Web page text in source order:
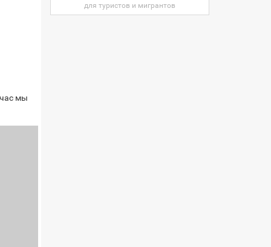
мы
для туристов и мигрантов